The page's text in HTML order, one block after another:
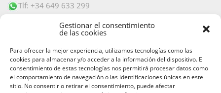
Gestionar el consentimiento
de las cookies
Para ofrecer la mejor experiencia, utilizamos tecnologías como las
cookies para almacenar y/o acceder a la información del dispositivo. El
consentimiento de estas tecnologías nos permitirá procesar datos como
el comportamiento de navegación o las identificaciones únicas en este
sitio. No consentir o retirar el consentimiento, puede afectar
Tlf: +34 649 633 299
PAGO SEGURO